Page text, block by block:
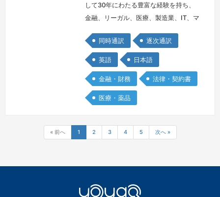
して30年にわたる豊富な経験を持ち、
金融、リーガル、医療、製造業、IT、マ
たる分野での実績を積み重ねてきまし
た。カナダカールトン大学への語学留学
をはじめ、ブリティッシュコロンビア大
学での財務会計と監査の単位取得を含む
留学経験を有し、英語圏で15年を過ご
しています。通訳のプロフェッショナル
グ…
続きを見る »
同時通訳 逐次通訳
英語 日本語
金融・財務 法律・契約書
医療・薬品
« 前へ 1 2 3 4 5 次へ »